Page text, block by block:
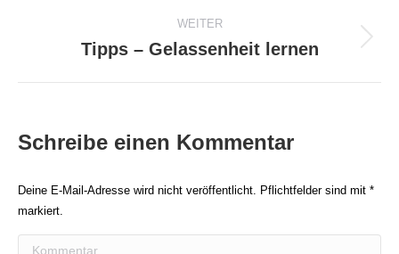
WEITER
Nächster
Tipps – Gelassenheit lernen
Schreibe einen Kommentar
Deine E-Mail-Adresse wird nicht veröffentlicht. Pflichtfelder sind mit *
markiert.
Kommentar